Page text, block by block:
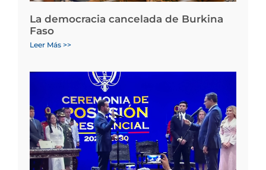
La democracia cancelada de Burkina
Faso
Leer Más >>